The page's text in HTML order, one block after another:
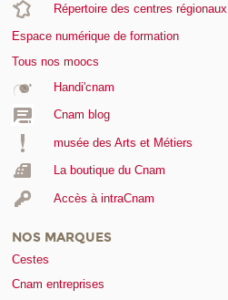
Répertoire des centres régionaux
Espace numérique de formation
Tous nos moocs
Handi'cnam
Cnam blog
musée des Arts et Métiers
La boutique du Cnam
Accès à intraCnam
NOS MARQUES
Cestes
Cnam entreprises